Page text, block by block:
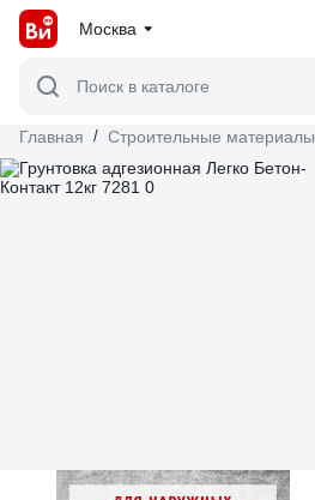
Москва
Поиск в каталоге
Главная / Строительные материалы